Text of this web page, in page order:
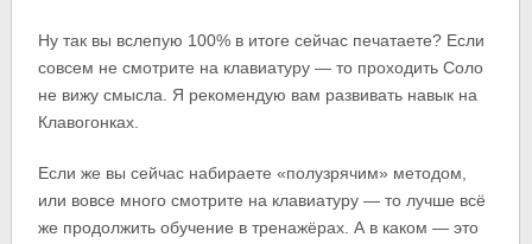
Ну так вы вслепую 100% в итоге сейчас печатаете? Если
совсем не смотрите на клавиатуру — то проходить Соло
не вижу смысла. Я рекомендую вам развивать навык на
Клавогонках.
Если же вы сейчас набираете «полузрячим» методом,
или вовсе много смотрите на клавиатуру — то лучше всё
же продолжить обучение в тренажёрах. А в каком — это